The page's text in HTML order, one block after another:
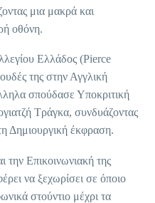
μια μακρά και
οθόνη.
Ελλάδος (Pierce
της στην Αγγλική
σπούδασε Υποκριτική
Τράγκα, συνδυάζοντας
Δημιουργική έκφραση.
την Επικοινωνιακή της
να ξεχωρίσει σε όποιο
στούντιο μέχρι τα